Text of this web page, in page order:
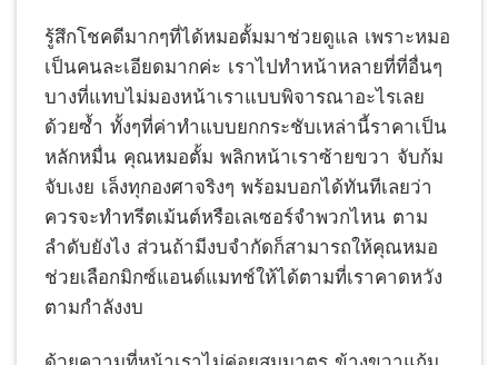
รู้สึกโชคดีมากๆที่ได้หมอตั้มมาช่วยดูแล เพราะหมอ
เป็นคนละเอียดมากค่ะ เราไปทำหน้าหลายที่ที่อื่นๆ
บางที่แทบไม่มองหน้าเราแบบพิจารณาอะไรเลย
ด้วยซ้ำ ทั้งๆที่ค่าทำแบบยกกระชับเหล่านี้ราคาเป็น
หลักหมื่น คุณหมอตั้ม พลิกหน้าเราซ้ายขวา จับก้ม
จับเงย เล็งทุกองศาจริงๆ พร้อมบอกได้ทันทีเลยว่า
ควรจะทำทรีตเม้นต์หรือเลเซอร์จำพวกไหน ตาม
ลำดับยังไง ส่วนถ้ามีงบจำกัดก็สามารถให้คุณหมอ
ช่วยเลือกมิกซ์แอนด์แมทช์ให้ได้ตามที่เราคาดหวัง
ตามกำลังงบ